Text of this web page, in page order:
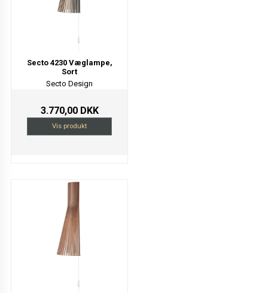
Secto 4230 Væglampe,
Sort
Secto Design
3.770,00 DKK
Vis produkt